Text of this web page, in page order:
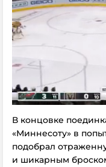
В концовке
«Миннесоту» в
подобрал
и шикарным